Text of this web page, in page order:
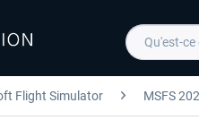
Flight Simulator MSFS